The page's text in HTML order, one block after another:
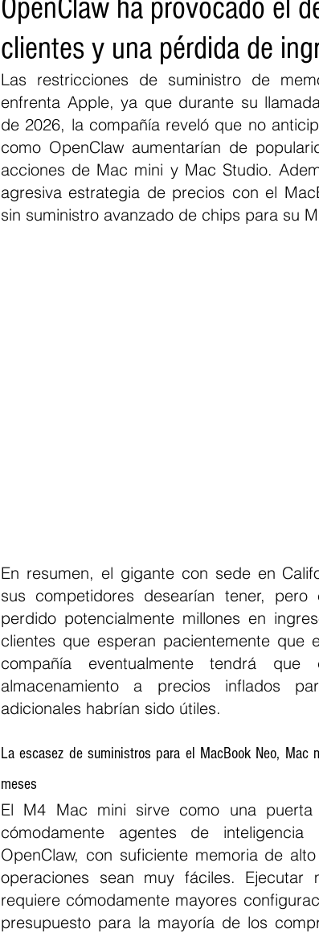
OpenClaw ha provocado el
clientes y una pérdida de
Las restricciones de suministro de
enfrenta Apple, ya que durante su
de 2026, la compañía reveló que no
como OpenClaw aumentarían de
acciones de Mac mini y Mac Studio.
agresiva estrategia de precios con el
sin suministro avanzado de chips para su
En resumen, el gigante con sede en
sus competidores desearían tener,
perdido potencialmente millones en
clientes que esperan pacientemente
compañía eventualmente tendrá
almacenamiento a precios inflados
adicionales habrían sido útiles.
La escasez de suministros para el MacBook Neo,
meses
El M4 Mac mini sirve como una
cómodamente agentes de
OpenClaw, con suficiente memoria de
operaciones sean muy fáciles. Ejecutar
requiere cómodamente mayores
presupuesto para la mayoría de los